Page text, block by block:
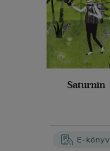
Saturnin
E-könyv